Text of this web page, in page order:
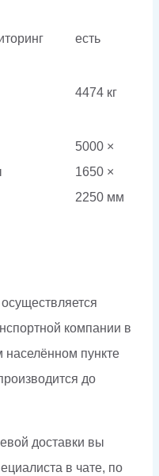
есть
4474 кг
5000 ×
1650 ×
2250 мм
компании в
пункте
до
доставки вы
в чате, по